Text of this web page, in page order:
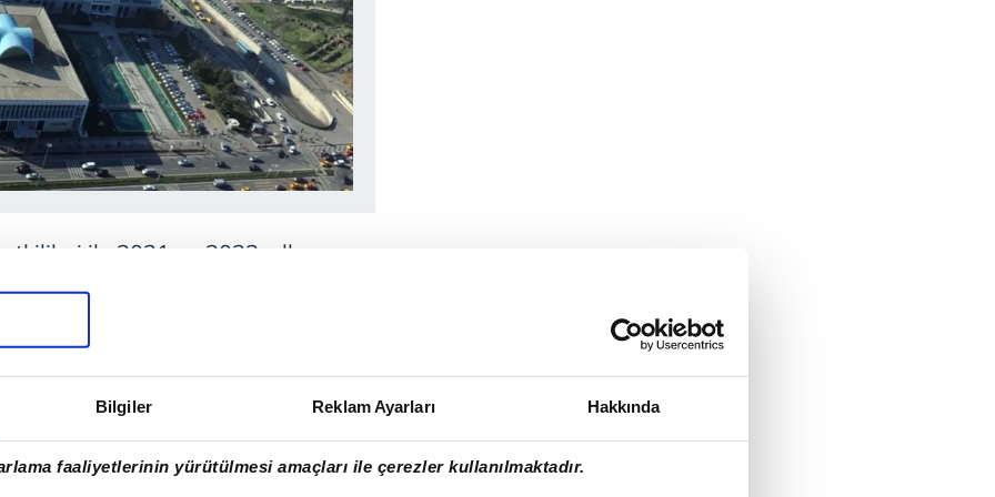
Bilgiler Reklam Ayarları Hakkında
faaliyetlerinin yürütülmesi amaçları ile çerezler kullanılmaktadır.
ile 2021 ve 2023 yıllarına
firmaların söz konusu
bulunduğu düzenlenen